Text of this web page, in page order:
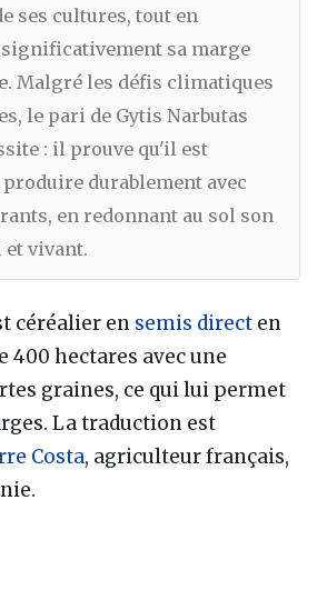
ses cultures, tout en
sa marge
Malgré les défis climatiques
le pari de Gytis Narbutas
: il prouve qu'il est
durablement avec
en redonnant au sol son
vivant.
céréalier en semis direct en
hectares avec une
graines, ce qui lui permet
La traduction est
Costa, agriculteur français,